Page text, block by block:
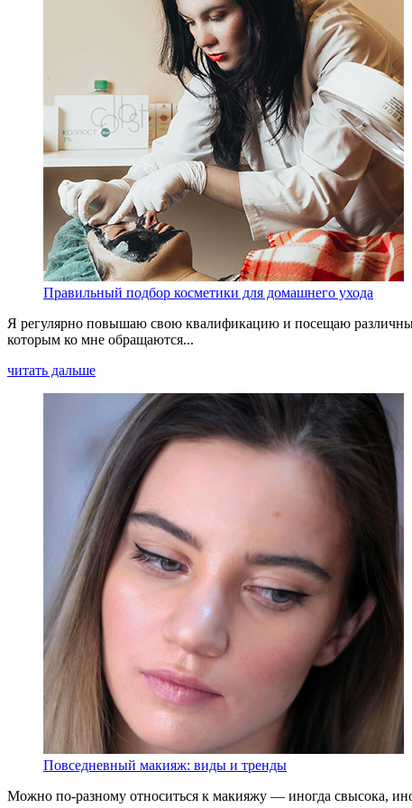
Правильный подбор косметики для домашнего ухода
Я регулярно повышаю свою квалификацию и посещаю
которым ко мне обращаются...
читать дальше
Повседневный макияж: виды и тренды
Можно по-разному относиться к макияжу — иногда свысока,